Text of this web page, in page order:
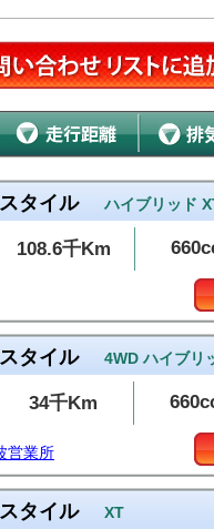
タイル ハイブリッド
108.6千Km
タイル 4WD ハイブリ
34千Km
営業所
タイル XT